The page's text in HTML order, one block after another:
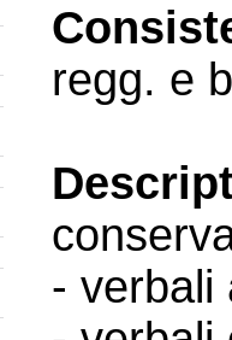
regg. e
- verbali